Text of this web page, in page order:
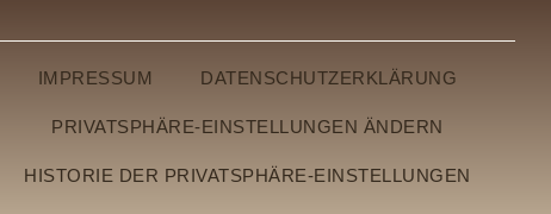
IMPRESSUM DATENSCHUTZERKLÄRUNG
PRIVATSPHÄRE-EINSTELLUNGEN ÄNDERN
HISTORIE DER PRIVATSPHÄRE-EINSTELLUNGEN